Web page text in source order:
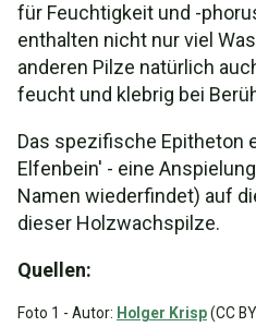
für Feuchtigkeit und -
enthalten nicht nur viel
anderen Pilze natürlich
feucht und klebrig bei
Das spezifische Epitheton
Elfenbein' - eine
Namen wiederfindet) auf
dieser Holzwachspilze.
Quellen:
Foto 1 - Autor: Holger Krisp(CC